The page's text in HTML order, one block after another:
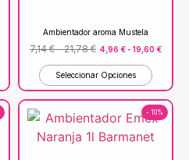
Ambientador aroma Mustela
7,14€ -21,78€ 4,96 € - 19,60 €
Seleccionar Opciones
- 10%